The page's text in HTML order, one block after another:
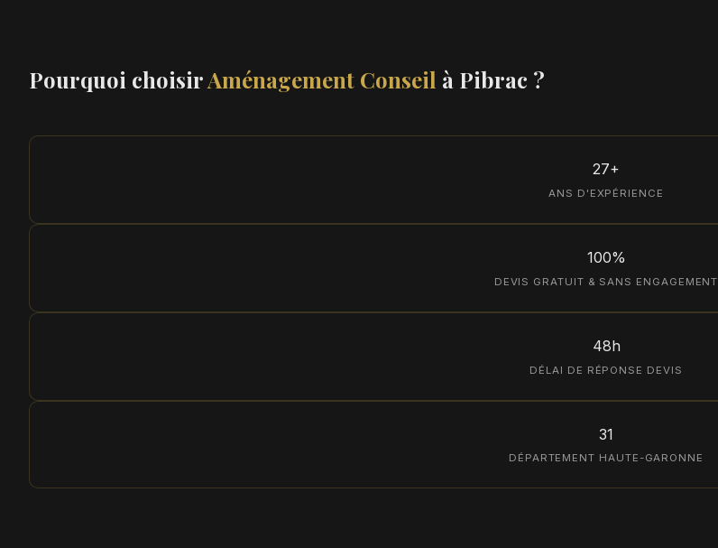
Pourquoi choisirAménagement Conseil à Pibrac ?
27+
ANS D'EXPÉRIENCE
100%
DEVIS GRATUIT & SANS ENGAGEMENT
48h
DÉLAI DE RÉPONSE DEVIS
31
DÉPARTEMENT HAUTE-GARONNE